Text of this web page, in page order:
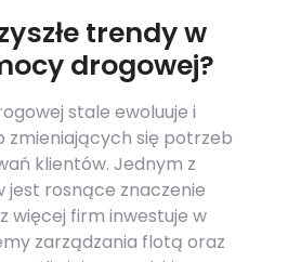
trendy w
drogowej?
stale ewoluuje i
zmieniających się potrzeb
klientów. Jednym z
jest rosnące znaczenie
więcej firm inwestuje w
zarządzania flotą oraz